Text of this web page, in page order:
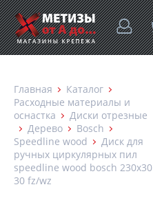
Главная
Каталог
Расходные материалы и
оснастка
Диски отрезные
Дерево
Bosch
Speedline wood
Диск для
ручных циркулярных пил
speedline wood bosch 230х30
30 fz/wz